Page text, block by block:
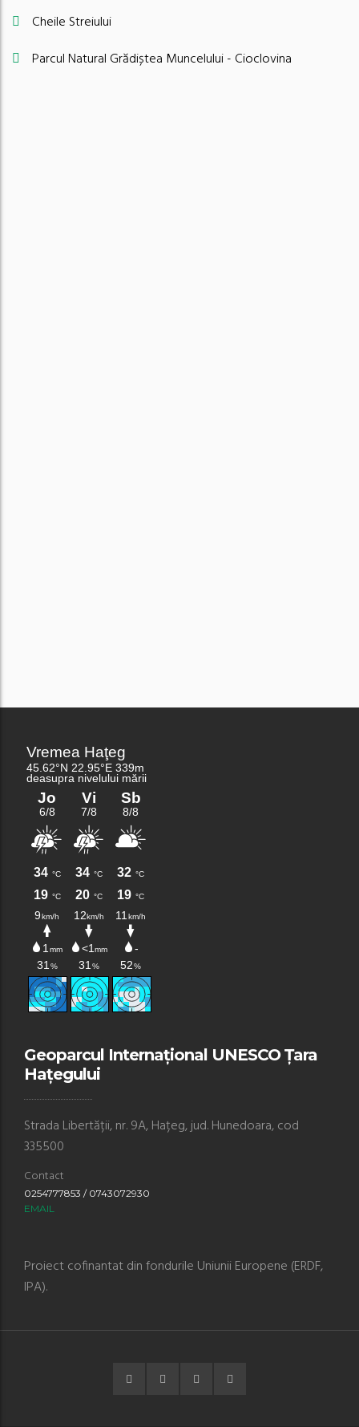
Cheile Streiului
Parcul Natural Grădiștea Muncelului - Cioclovina
Geoparcul Internațional UNESCO Țara
Hațegului
Strada Libertății, nr. 9A, Hațeg, jud. Hunedoara, cod
335500
Contact
0254777853 / 0743072930
EMAIL
Proiect cofinantat din fondurile Uniunii Europene (ERDF,
IPA).